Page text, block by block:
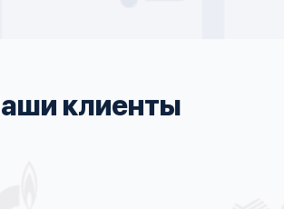
клиенты